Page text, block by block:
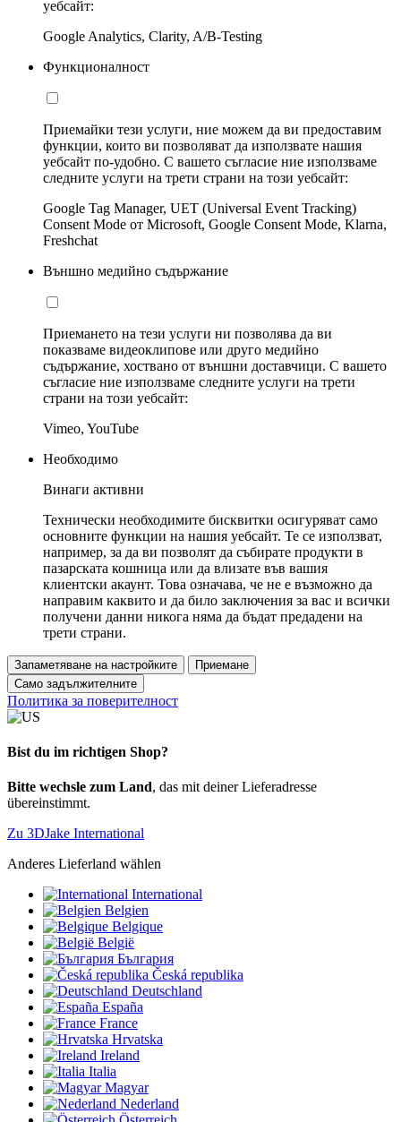
уебсайт:
Google Analytics, Clarity, A/B-Testing
Функционалност
Приемайки тези услуги, ние можем да ви предоставим
функции, които ви позволяват да използвате нашия
уебсайт по-удобно. С вашето съгласие ние използваме
следните услуги на трети страни на този уебсайт:
Google Tag Manager, UET (Universal Event Tracking)
Consent Mode от Microsoft, Google Consent Mode, Klarna,
Freshchat
Външно медийно съдържание
Приемането на тези услуги ни позволява да ви
показваме видеоклипове или друго медийно
съдържание, хоствано от външни доставчици. С вашето
съгласие ние използваме следните услуги на трети
страни на този уебсайт:
Vimeo, YouTube
Необходимо
Винаги активни
Технически необходимите бисквитки осигуряват само
основните функции на нашия уебсайт. Те се използват,
например, за да ви позволят да събирате продукти в
пазарската кошница или да влизате във вашия
клиентски акаунт. Това означава, че не е възможно да
направим каквито и да било заключения за вас и всички
получени данни никога няма да бъдат предадени на
трети страни.
Запаметяване на настройките
Приемане
Само задължителните
Политика за поверителност
Bist du im richtigen Shop?
Bitte wechsle zum Land, das mit deiner Lieferadresse
übereinstimmt.
Zu 3DJake International
Anderes Lieferland wählen
International
Belgien
Belgique
België
България
Česká republika
Deutschland
España
France
Hrvatska
Ireland
Italia
Magyar
Nederland